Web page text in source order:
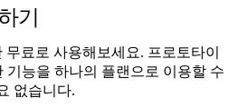
기
무료로 사용해보세요. 프로토타이
기능을 하나의 플랜으로 이용할 수
없습니다.